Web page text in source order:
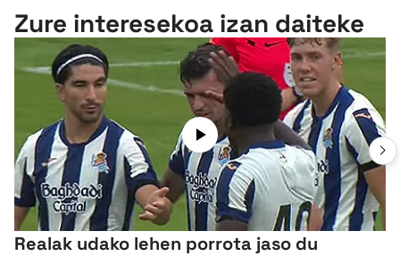
Zure interesekoa izan daiteke
Realak udako lehen porrota jaso du